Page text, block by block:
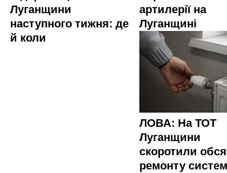
Луганщини
наступного тижня: де
й коли
артилерії на
Луганщині
ЛОВА: На ТОТ
Луганщини
скоротили
ремонту